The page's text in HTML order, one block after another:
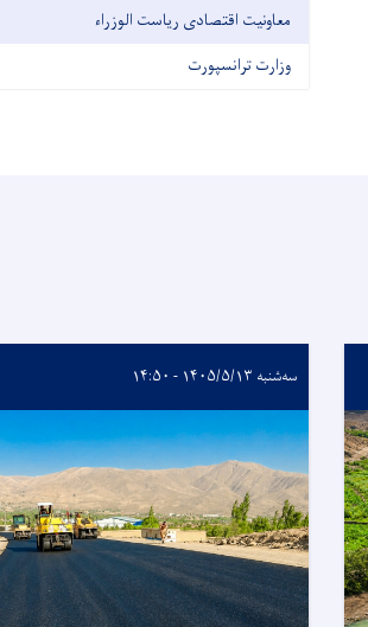
معاونیت اقتصادی ریاست الوزراء
وزارت ترانسپورت
سه‌شنبه ۱۴۰۵/۵/۱۳ - ۱۴:۵۰